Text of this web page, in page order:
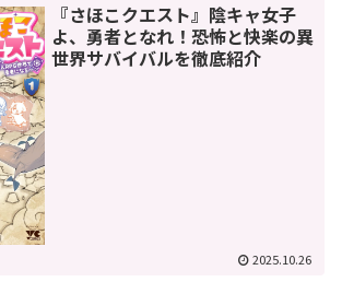
『さほこクエスト』陰キャ女子
よ、勇者となれ！恐怖と快楽の異
世界サバイバルを徹底紹介
2025.10.26